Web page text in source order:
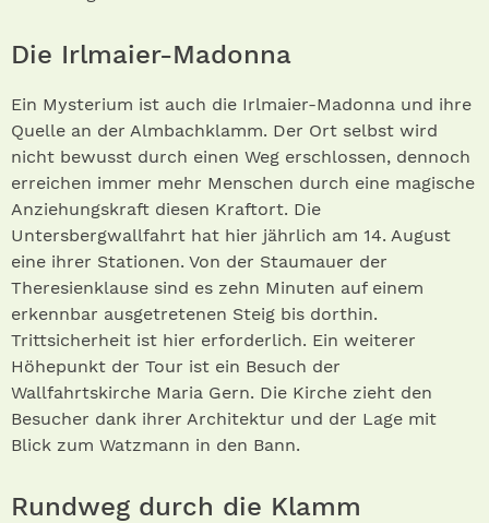
Die Irlmaier-Madonna
Ein Mysterium ist auch die Irlmaier-Madonna und ihre
Quelle an der Almbachklamm. Der Ort selbst wird
nicht bewusst durch einen Weg erschlossen, dennoch
erreichen immer mehr Menschen durch eine magische
Anziehungskraft diesen Kraftort. Die
Untersbergwallfahrt hat hier jährlich am 14. August
eine ihrer Stationen. Von der Staumauer der
Theresienklause sind es zehn Minuten auf einem
erkennbar ausgetretenen Steig bis dorthin.
Trittsicherheit ist hier erforderlich. Ein weiterer
Höhepunkt der Tour ist ein Besuch der
Wallfahrtskirche Maria Gern. Die Kirche zieht den
Besucher dank ihrer Architektur und der Lage mit
Blick zum Watzmann in den Bann.
Rundweg durch die Klamm